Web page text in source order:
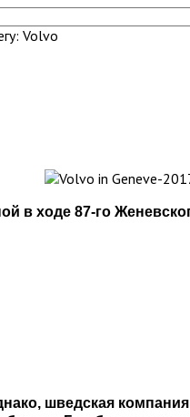
Volvo
в ходе 87-го
шведская